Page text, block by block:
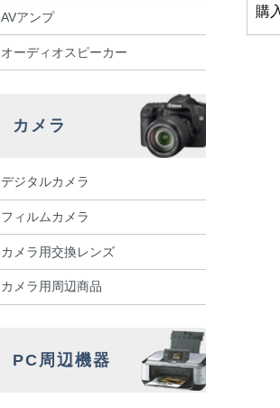
購
AVアンプ
オーディオスピーカー
カメラ
デジタルカメラ
フィルムカメラ
カメラ用交換レンズ
カメラ用周辺商品
PC周辺機器